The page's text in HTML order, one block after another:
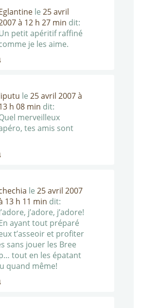
le 25 avril
à 12 h 27 min dit:
petit apéritif raffiné
je les aime.
le 25 avril 2007 à
h 08 min dit:
merveilleux
tes amis sont
le 25 avril 2007
13 h 11 min dit:
j’adore, j’adore!
ayant tout préparé
t’asseoir et profiter
sans jouer les Bree
tout en les épatant
quand même!